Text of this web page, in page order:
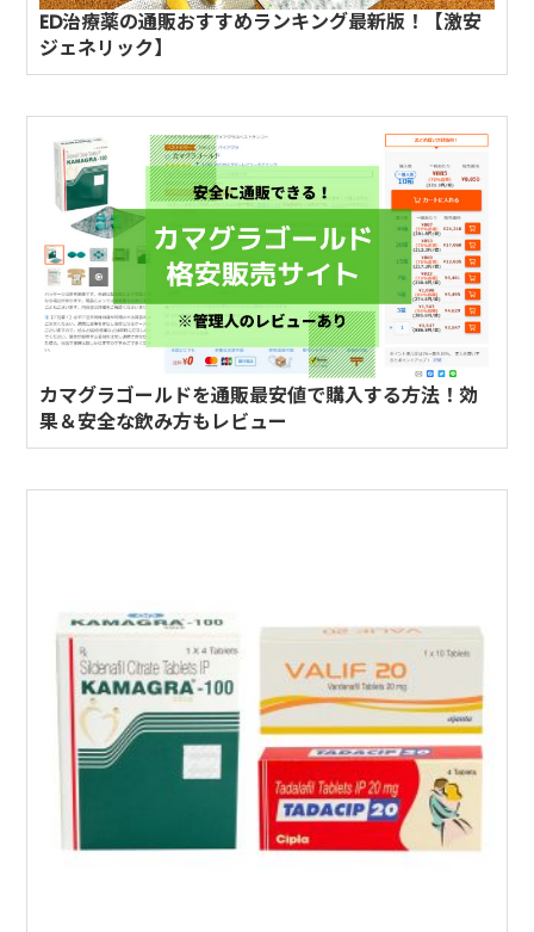
ED治療薬の通販おすすめランキング最新版！【激安
ジェネリック】
カマグラゴールドを通販最安値で購入する方法！効
果＆安全な飲み方もレビュー